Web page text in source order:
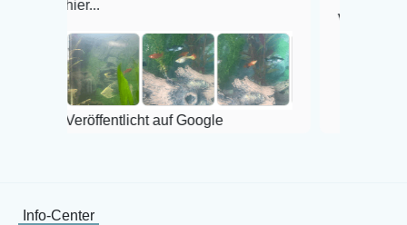
Veröffentlicht auf Google
Veröffentlicht auf
Info-Center